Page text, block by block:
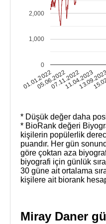
01.01.2022
05.06.2022
07.11.2022
11.04.2023
0
1,000
2,000
* Düşük değer daha
* BioRank değeri
kişilerin popülerlik
puandır. Her gün
göre çoktan aza
biyografi için günlük
30 güne ait ortalama
kişilere ait biorank
Miray Daner